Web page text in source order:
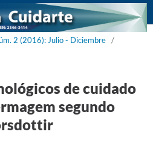
2 (2016): Julio - Diciembre /
de cuidado
segundo